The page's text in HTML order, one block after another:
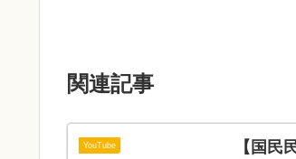
関連記事
YouTube
【国民